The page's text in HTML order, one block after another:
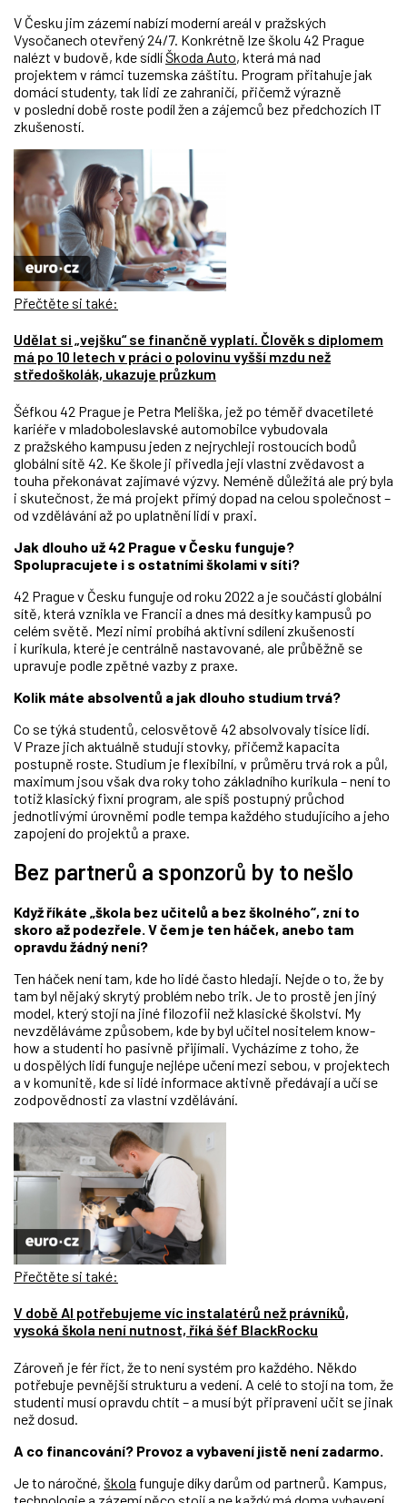
V Česku jim zázemí nabízí moderní areál v pražských
Vysočanech otevřený 24/7. Konkrétně lze školu 42 Prague
nalézt v budově, kde sídlíŠkoda Auto, která má nad
projektem v rámci tuzemska záštitu. Program přitahuje jak
domácí studenty, tak lidi ze zahraničí, přičemž výrazně
v poslední době roste podíl žen a zájemců bez předchozích IT
zkušeností.
Přečtěte si také:
Udělat si „vejšku“ se finančně vyplatí. Člověk s diplomem
má po 10 letech v práci o polovinu vyšší mzdu než
středoškolák, ukazuje průzkum
Šéfkou 42 Prague je Petra Meliška, jež po téměř dvacetileté
kariéře v mladoboleslavské automobilce vybudovala
z pražského kampusu jeden z nejrychleji rostoucích bodů
globální sítě 42. Ke škole ji přivedla její vlastní zvědavost a
touha překonávat zajímavé výzvy. Neméně důležitá ale prý byla
i skutečnost, že má projekt přímý dopad na celou společnost –
od vzdělávání až po uplatnění lidí v praxi.
Jak dlouho už 42 Prague v Česku funguje?
Spolupracujete i s ostatními školami v síti?
42 Prague v Česku funguje od roku 2022 a je součástí globální
sítě, která vznikla ve Francii a dnes má desítky kampusů po
celém světě. Mezi nimi probíhá aktivní sdílení zkušeností
i kurikula, které je centrálně nastavované, ale průběžně se
upravuje podle zpětné vazby z praxe.
Kolik máte absolventů a jak dlouho studium trvá?
Co se týká studentů, celosvětově 42 absolvovaly tisíce lidí.
V Praze jich aktuálně studují stovky, přičemž kapacita
postupně roste. Studium je flexibilní, v průměru trvá rok a půl,
maximum jsou však dva roky toho základního kurikula – není to
totiž klasický fixní program, ale spíš postupný průchod
jednotlivými úrovněmi podle tempa každého studujícího a jeho
zapojení do projektů a praxe.
Bez partnerů a sponzorů by to nešlo
Když říkáte „škola bez učitelů a bez školného“, zní to
skoro až podezřele. V čem je ten háček, anebo tam
opravdu žádný není?
Ten háček není tam, kde ho lidé často hledají. Nejde o to, že by
tam byl nějaký skrytý problém nebo trik. Je to prostě jen jiný
model, který stojí na jiné filozofii než klasické školství. My
nevzděláváme způsobem, kde by byl učitel nositelem know-
how a studenti ho pasivně přijímali. Vycházíme z toho, že
u dospělých lidí funguje nejlépe učení mezi sebou, v projektech
a v komunitě, kde si lidé informace aktivně předávají a učí se
zodpovědnosti za vlastní vzdělávání.
Přečtěte si také:
V době AI potřebujeme víc instalatérů než právníků,
vysoká škola není nutnost, říká šéf BlackRocku
Zároveň je fér říct, že to není systém pro každého. Někdo
potřebuje pevnější strukturu a vedení. A celé to stojí na tom, že
studenti musí opravdu chtít – a musí být připraveni učit se jinak
než dosud.
A co financování? Provoz a vybavení jistě není zadarmo.
Je to náročné, škola funguje díky darům od partnerů. Kampus,
technologie a zázemí něco stojí a ne každý má doma vybavení,